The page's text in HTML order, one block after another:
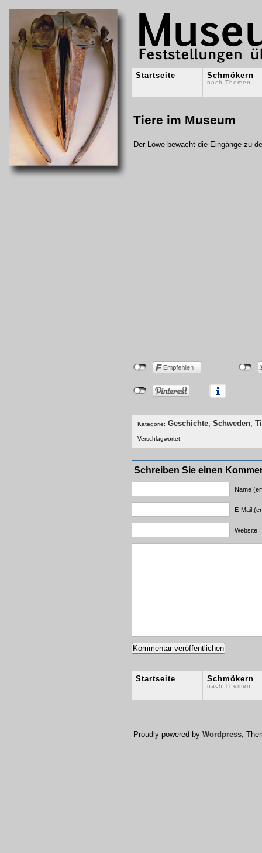
Startseite Schmökern
nach Themen
Tiere im Museum
Der Löwe bewacht die Eingänge zu
Kategorie: Geschichte, Schweden,
Verschlagwortet:
Schreiben Sie einen
Name
E-Mail
Website
Startseite Schmökern
nach Themen
Proudly powered by Wordpress,